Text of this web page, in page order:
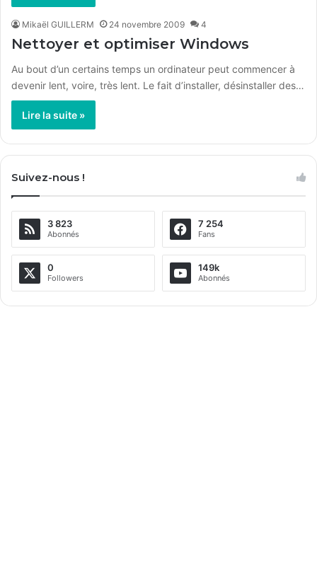
Mikaël GUILLERM 24 novembre 2009 4
Nettoyer et optimiser Windows
Au bout d’un certains temps un ordinateur peut commencer à
devenir lent, voire, très lent. Le fait d’installer, désinstaller des…
Lire la suite »
Suivez-nous !
3 823
Abonnés
7 254
Fans
0
Followers
149k
Abonnés